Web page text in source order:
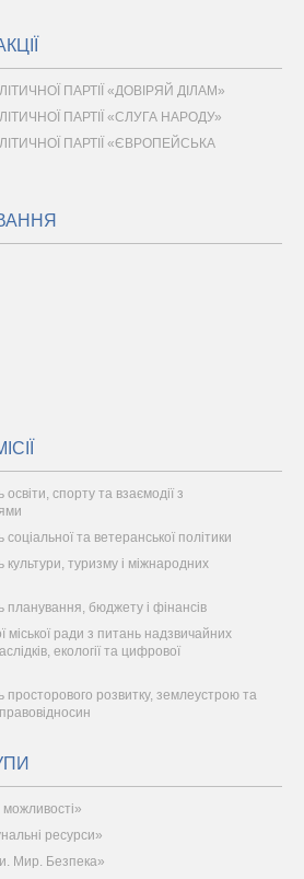
ПАРТІЇ «ДОВІРЯЙ ДІЛАМ»
ПАРТІЇ «СЛУГА НАРОДУ»
ПАРТІЇ «ЄВРОПЕЙСЬКА
освіти, спорту та взаємодії з
соціальної та ветеранської політики
культури, туризму і міжнародних
планування, бюджету і фінансів
міської ради з питань надзвичайних
екології та цифрової
просторового розвитку, землеустрою та
можливості»
ресурси»
Мир. Безпека»